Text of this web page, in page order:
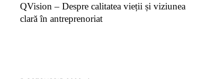
QVision – Despre calitatea vieții și viziunea
clară în antreprenoriat